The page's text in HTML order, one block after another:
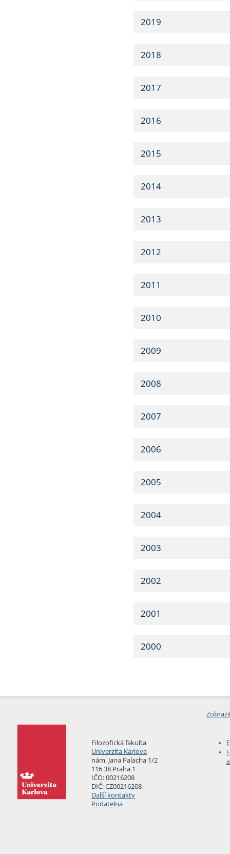
2019
2018
2017
2016
2015
2014
2013
2012
2011
2010
2009
2008
2007
2006
2005
2004
2003
2002
2001
2000
Filozofická fakulta
Univerzita Karlova
nám. Jana Palacha 1/2
116 38 Praha 1
IČO: 00216208
DIČ: CZ00216208
Další kontakty
Podatelna